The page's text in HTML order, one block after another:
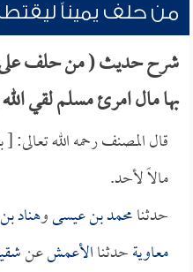
من حلف يميناً
شرح حديث ( من حلف على
بها مال امرئ مسلم لقي
قال المصنف رحمه الله
مالاً لأحد.
حدثنامحمد بن عيسىوهناد
معاويةحدثناالأعمشعن